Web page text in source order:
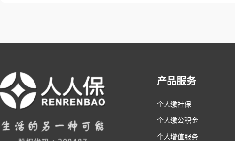
产品服务
个人缴社保
个人缴公积金
个人增值服务